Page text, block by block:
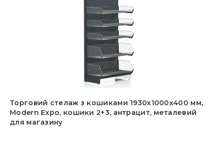
Торговий стелаж двосторонній
мм, Modern Expo, 10 полиць, металевий, для
магазину, антрацит